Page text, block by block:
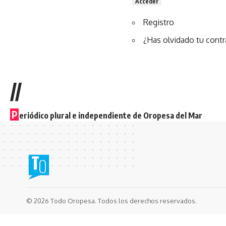
Registro
¿Has olvidado tu
//
P eriódico plural e independiente de Oropesa del Mar
© 2026 Todo Oropesa. Todos los derechos reservados.